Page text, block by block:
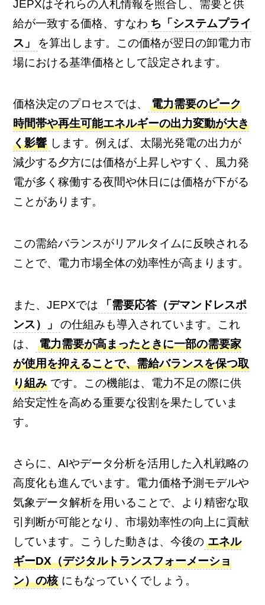
JEPXはそれらの入札情報を照合し、需要と供
給が一致する価格、すなわ ち「システムプライ
ス」
を算出します。この価格が翌日の卸電力市
場における基準価格として設定されます。
価格決定のプロセスでは、
電力需要のピーク
時間帯や再生可能エネルギーの出力変動が大き
く影響 します。例えば、太陽光発電の出力が
減少する夕方には価格が上昇しやすく、風力発
電が多く稼働する夜間や休日には価格が下がる
ことがあります。
この需給バランスがリアルタイムに反映される
ことで、電力市場全体の効率性が高まります。
また、JEPXでは
「需要応答（デマンドレスポ
ンス）」
の仕組みも導入されています。これ
は、
電力需要が高まったときに一部の需要家
が使用を抑えることで、需給バランスを保つ取
り組み です。この機能は、電力不足の際に供
給安定性を高める重要な役割を果たしていま
す。
さらに、AIやデータ分析を活用した入札戦略の
高度化も進んでいます。電力価格予測モデルや
気象データ解析を用いることで、より精密な取
引判断が可能となり、市場効率性の向上に貢献
しています。こうした動きは、今後の エネル
ギーDX（デジタルトランスフォーメーショ
ン）の核 にもなっていくでしょう。